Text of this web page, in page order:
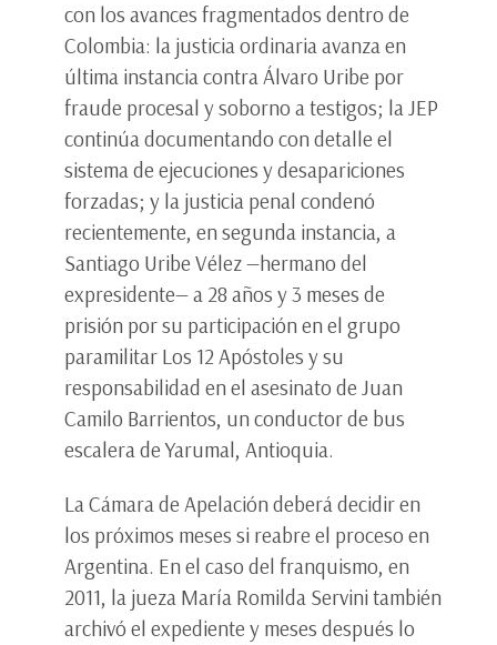
con los avances fragmentados dentro de
Colombia: la justicia ordinaria avanza en
última instancia contra Álvaro Uribe por
fraude procesal y soborno a testigos; la JEP
continúa documentando con detalle el
sistema de ejecuciones y desapariciones
forzadas; y la justicia penal condenó
recientemente, en segunda instancia, a
Santiago Uribe Vélez —hermano del
expresidente— a 28 años y 3 meses de
prisión por su participación en el grupo
paramilitar Los 12 Apóstoles y su
responsabilidad en el asesinato de Juan
Camilo Barrientos, un conductor de bus
escalera de Yarumal, Antioquia.
La Cámara de Apelación deberá decidir en
los próximos meses si reabre el proceso en
Argentina. En el caso del franquismo, en
2011, la jueza María Romilda Servini también
archivó el expediente y meses después lo